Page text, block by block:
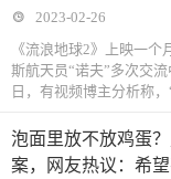
2023-02-26
《流浪地球2》上映一
斯航天员“诺夫”多次交
日，有视频博主分析称，
泡面里放不放鸡蛋
案，网友热议：希